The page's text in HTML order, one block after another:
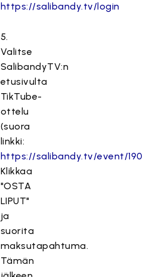
https://salibandy.tv/login
5.
Valitse
SalibandyTV:n
etusivulta
TikTube-
ottelu
(suora
linkki:
https://salibandy.tv/event/
Klikkaa
"OSTA
LIPUT"
ja
suorita
maksutapahtuma.
Tämän